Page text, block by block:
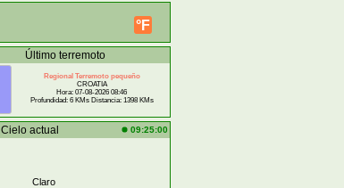
°F
Último terremoto
Regional Terremoto pequeño
CROATIA
Hora: 07-08-2026 08:46
Profundidad: 6 KMs Distancia: 1398 KMs
Cielo actual 09:25:00
Claro